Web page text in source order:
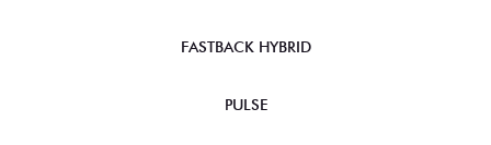
FASTBACK HYBRID
PULSE